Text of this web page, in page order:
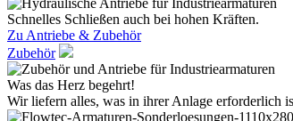
Schnelles Schließen auch bei hohen Kräften.
Zu Antriebe & Zubehör
Zubehör
Was das Herz begehrt!
Wir liefern alles, was in ihrer Anlage erforderlich